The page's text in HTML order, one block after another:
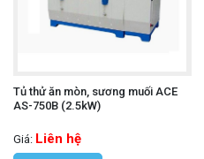
Tủ thử ăn mòn, sương muối ACE
AS-750B (2.5kW)
Giá: Liên hệ